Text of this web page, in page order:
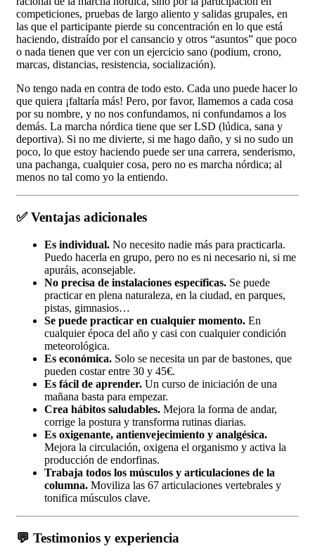
competiciones, pruebas de largo aliento y salidas grupales, en
las que el participante pierde su concentración en lo que está
haciendo, distraído por el cansancio y otros “asuntos” que poco
o nada tienen que ver con un ejercicio sano (podium, crono,
marcas, distancias, resistencia, socialización).
No tengo nada en contra de todo esto. Cada uno puede hacer lo
que quiera ¡faltaría más! Pero, por favor, llamemos a cada cosa
por su nombre, y no nos confundamos, ni confundamos a los
demás. La marcha nórdica tiene que ser LSD (lúdica, sana y
deportiva). Si no me divierte, si me hago daño, y si no sudo un
poco, lo que estoy haciendo puede ser una carrera, senderismo,
una pachanga, cualquier cosa, pero no es marcha nórdica; al
menos no tal como yo la entiendo.
✅ Ventajas adicionales
Es individual. No necesito nadie más para practicarla.
Puedo hacerla en grupo, pero no es ni necesario ni, si me
apuráis, aconsejable.
No precisa de instalaciones específicas. Se puede
practicar en plena naturaleza, en la ciudad, en parques,
pistas, gimnasios…
Se puede practicar en cualquier momento. En
cualquier época del año y casi con cualquier condición
meteorológica.
Es económica. Solo se necesita un par de bastones, que
pueden costar entre 30 y 45€.
Es fácil de aprender. Un curso de iniciación de una
mañana basta para empezar.
Crea hábitos saludables. Mejora la forma de andar,
corrige la postura y transforma rutinas diarias.
Es oxigenante, antienvejecimiento y analgésica.
Mejora la circulación, oxigena el organismo y activa la
producción de endorfinas.
Trabaja todos los músculos y articulaciones de la
columna. Moviliza las 67 articulaciones vertebrales y
tonifica músculos clave.
💬 Testimonios y experiencia